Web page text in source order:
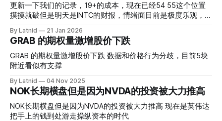
更新一下我们的记录，19+的成本，现在已经54 55这个位置
摸摸就破但是明天是INTC的财报，情绪面目前是极度乐观，反
是突破前的支撑CC感觉可以做，放远些, 因为18A的经验还未
真正得到普遍大众的关注，当然财报可以继续出新消息顶一下
压力位置。 数据在70驻扎 整体呈现 47 – 60 短期位置
By Latnid 21 Jan 2026
GRAB 的期权量激增股价下跌
GRAB 的期权量激增股价下跌 数据和价格行为分歧，目前5块
附近看似有支撑
By Latnid 04 Nov 2025
NOK长期横盘但是因为NVDA的投资被大力推高
NOK长期横盘但是因为NVDA的投资被大力推高 现在是英伟达
把手上的钱到处游走操纵资本的时代